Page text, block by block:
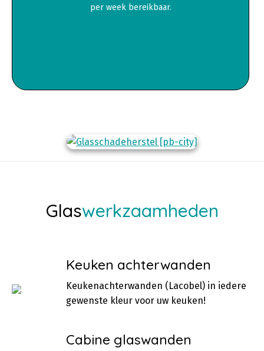
per week bereikbaar.
Glaswerkzaamheden
Keuken achterwanden
Keukenachterwanden (Lacobel) in iedere
gewenste kleur voor uw keuken!
Cabine glaswanden